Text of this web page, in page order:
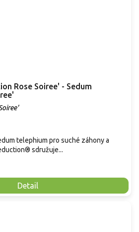
Rose Soiree' - Sedum
Detail
telephium pro suché záhony a
sdružuje...